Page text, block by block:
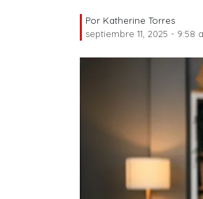
Por Katherine Torres
septiembre 11, 2025 - 9:58